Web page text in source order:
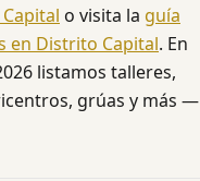
o visita la guía
en Distrito Capital. En
listamos talleres,
grúas y más —